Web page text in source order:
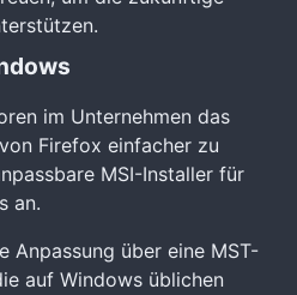
im Unternehmen das
Firefox einfacher zu
MSI-Installer für
an.
Anpassung über eine MST-
auf Windows üblichen